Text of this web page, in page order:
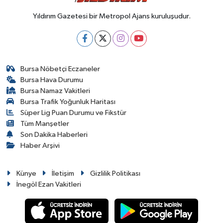
Yıldırım Gazetesi bir Metropol Ajans kuruluşudur.
Bursa Nöbetçi Eczaneler
Bursa Hava Durumu
Bursa Namaz Vakitleri
Bursa Trafik Yoğunluk Haritası
Süper Lig Puan Durumu ve Fikstür
Tüm Manşetler
Son Dakika Haberleri
Haber Arşivi
Künye İletişim
Gizlilik Politikası
İnegöl Ezan Vakitleri
SPOR